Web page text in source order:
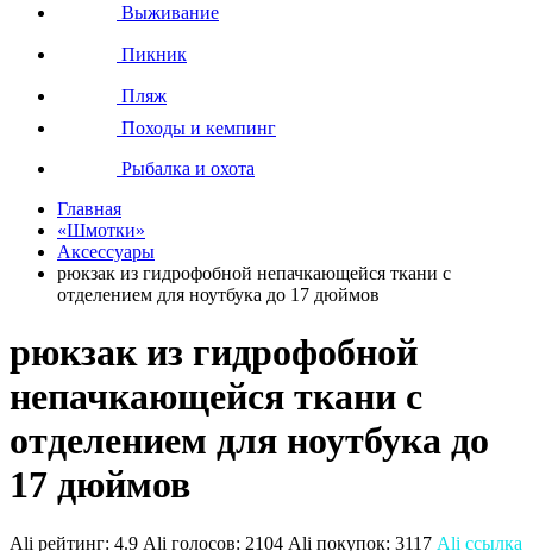
Выживание
Пикник
Пляж
Походы и кемпинг
Рыбалка и охота
Главная
«Шмотки»
Аксессуары
рюкзак из гидрофобной непачкающейся ткани с
отделением для ноутбука до 17 дюймов
рюкзак из гидрофобной
непачкающейся ткани с
отделением для ноутбука до
17 дюймов
Ali рейтинг: 4.9 Ali голосов: 2104 Ali покупок: 3117 Ali ссылка